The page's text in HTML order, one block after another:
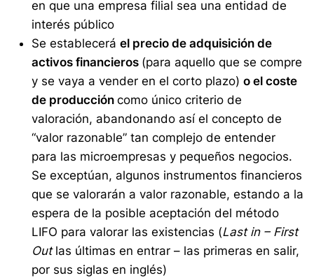
en que una empresa filial sea una entidad de
interés público
Se establecerá el precio de adquisición de
activos financieros (para aquello que se compre
y se vaya a vender en el corto plazo) o el coste
de producción como único criterio de
valoración, abandonando así el concepto de
“valor razonable” tan complejo de entender
para las microempresas y pequeños negocios.
Se exceptúan, algunos instrumentos financieros
que se valorarán a valor razonable, estando a la
espera de la posible aceptación del método
LIFO para valorar las existencias (Last in – First
Outlas últimas en entrar – las primeras en salir,
por sus siglas en inglés)